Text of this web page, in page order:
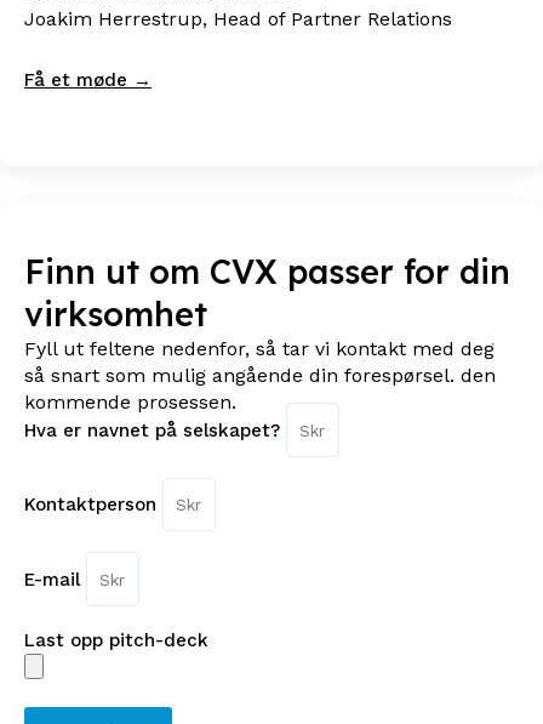
Joakim Herrestrup, Head of Partner Relations
Få et møde →
Finn ut om CVX passer for din
virksomhet
Fyll ut feltene nedenfor, så tar vi kontakt med deg
så snart som mulig angående din forespørsel. den
kommende prosessen.
Hva er navnet på selskapet?
Kontaktperson
E-mail
Last opp pitch-deck